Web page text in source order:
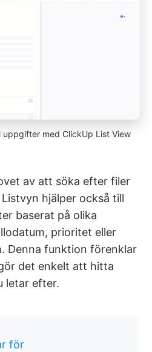
med ClickUp List View
av att söka efter filer
hjälper också till
baserat på olika
prioritet eller
Denna funktion förenklar
det enkelt att hitta
letar efter.
för